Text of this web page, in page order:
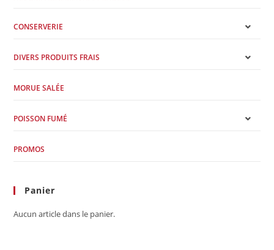
CONSERVERIE
DIVERS PRODUITS FRAIS
MORUE SALÉE
POISSON FUMÉ
PROMOS
Panier
Aucun article dans le panier.